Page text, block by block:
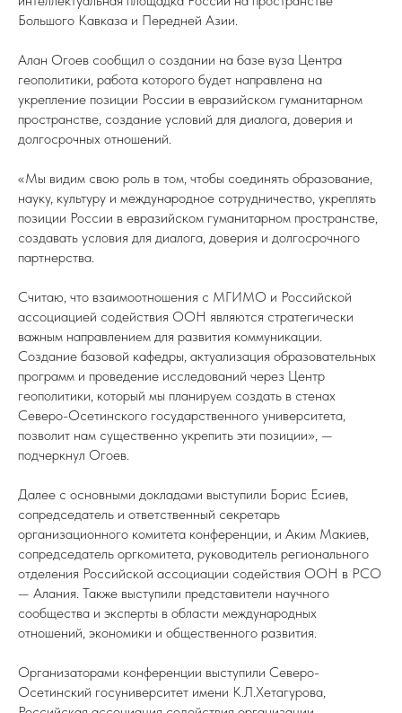
Большого Кавказа и Передней Азии.
Алан Огоев сообщил о создании на базе вуза Центра
геополитики, работа которого будет направлена на
укрепление позиции России в евразийском гуманитарном
пространстве, создание условий для диалога, доверия и
долгосрочных отношений.
«Мы видим свою роль в том, чтобы соединять образование,
науку, культуру и международное сотрудничество, укреплять
позиции России в евразийском гуманитарном пространстве,
создавать условия для диалога, доверия и долгосрочного
партнерства.
Считаю, что взаимоотношения с МГИМО и Российской
ассоциацией содействия ООН являются стратегически
важным направлением для развития коммуникации.
Создание базовой кафедры, актуализация образовательных
программ и проведение исследований через Центр
геополитики, который мы планируем создать в стенах
Северо-Осетинского государственного университета,
позволит нам существенно укрепить эти позиции», —
подчеркнул Огоев.
Далее с основными докладами выступили Борис Есиев,
сопредседатель и ответственный секретарь
организационного комитета конференции, и Аким Макиев,
сопредседатель оргкомитета, руководитель регионального
отделения Российской ассоциации содействия ООН в РСО
— Алания. Также выступили представители научного
сообщества и эксперты в области международных
отношений, экономики и общественного развития.
Организаторами конференции выступили Северо-
Осетинский госуниверситет имени К.Л.Хетагурова,